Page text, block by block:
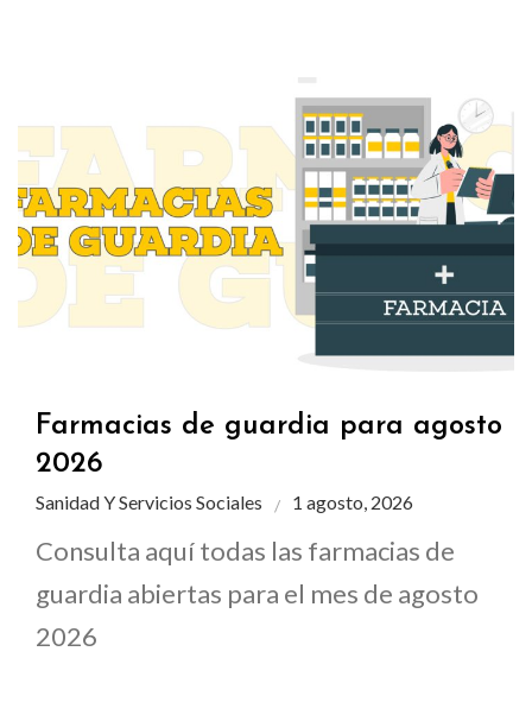
Farmacias de guardia para agosto
2026
Sanidad Y Servicios Sociales 1 agosto, 2026
Consulta aquí todas las farmacias de
guardia abiertas para el mes de agosto
2026